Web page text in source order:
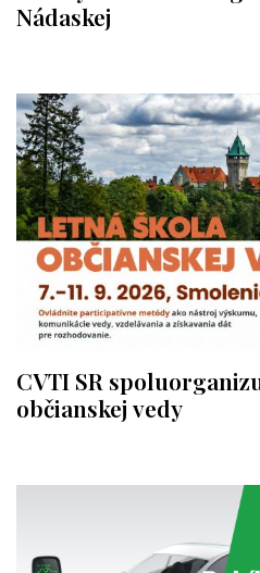
Nádaskej
CVTI SR
občianskej vedy